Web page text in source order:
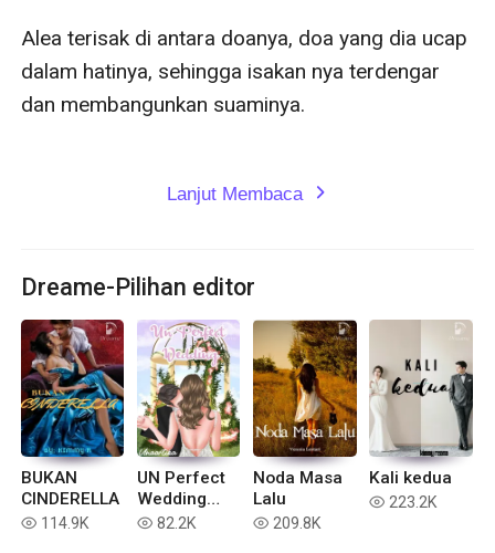
Alea terisak di antara doanya, doa yang dia ucap
dalam hatinya, sehingga isakan nya terdengar
dan membangunkan suaminya.
Lanjut Membaca expand_more
Dreame-Pilihan editor
BUKAN
CINDERELLA
read 114.9K
UN Perfect
Wedding
[Indonesia]
read 82.2K
Noda Masa
Lalu
read 209.8K
Kali kedua
read 223.2K